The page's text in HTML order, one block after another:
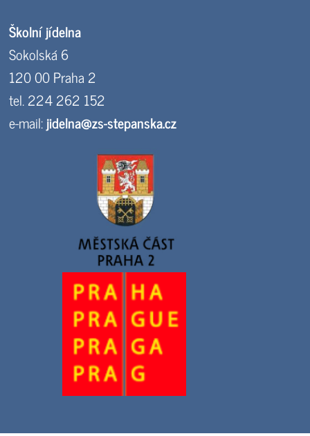
Školní jídelna
Sokolská 6
120 00 Praha 2
tel. 224 262 152
e-mail:jidelna@zs-stepanska.cz